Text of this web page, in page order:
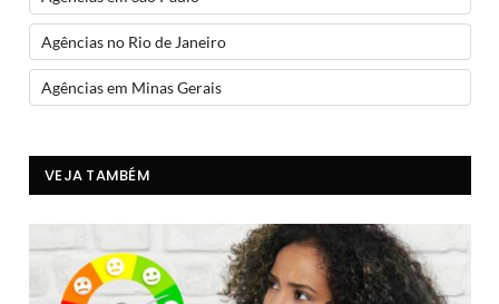
Agências no Rio de Janeiro
Agências em Minas Gerais
VEJA TAMBÉM